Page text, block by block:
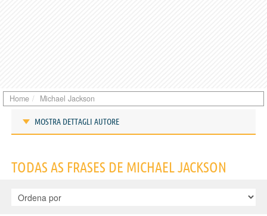
Home Michael Jackson
MOSTRA DETTAGLI AUTORE
TODAS AS FRASES DE MICHAEL JACKSON